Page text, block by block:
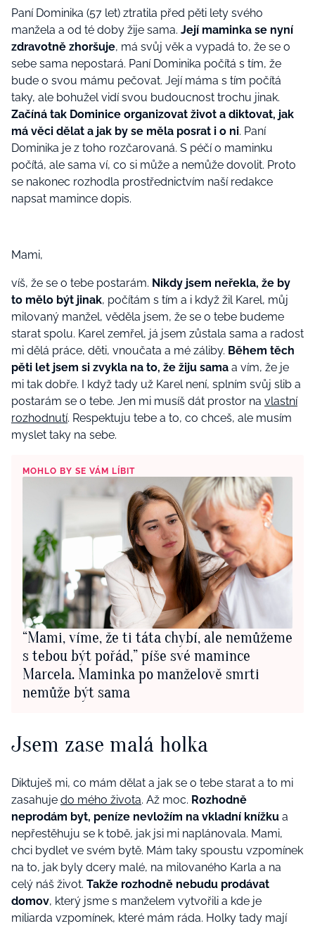
Paní Dominika (57 let) ztratila před pěti lety svého
manžela a od té doby žije sama. Její maminka se nyní
zdravotně zhoršuje, má svůj věk a vypadá to, že se o
sebe sama nepostará. Paní Dominika počítá s tím, že
bude o svou mámu pečovat. Její máma s tím počítá
taky, ale bohužel vidí svou budoucnost trochu jinak.
Začíná tak Dominice organizovat život a diktovat, jak
má věci dělat a jak by se měla posrat i o ni. Paní
Dominika je z toho rozčarovaná. S péčí o maminku
počítá, ale sama ví, co si může a nemůže dovolit. Proto
se nakonec rozhodla prostřednictvím naší redakce
napsat mamince dopis.
Mami,
víš, že se o tebe postarám. Nikdy jsem neřekla, že by
to mělo být jinak, počítám s tím a i když žil Karel, můj
milovaný manžel, věděla jsem, že se o tebe budeme
starat spolu. Karel zemřel, já jsem zůstala sama a radost
mi dělá práce, děti, vnoučata a mé záliby. Během těch
pěti let jsem si zvykla na to, že žiju sama a vím, že je
mi tak dobře. I když tady už Karel není, splním svůj slib a
postarám se o tebe. Jen mi musíš dát prostor na vlastní
rozhodnutí. Respektuju tebe a to, co chceš, ale musím
myslet taky na sebe.
MOHLO BY SE VÁM LÍBIT
“Mami, víme, že ti táta chybí, ale nemůžeme
s tebou být pořád,” píše své mamince
Marcela. Maminka po manželově smrti
nemůže být sama
Jsem zase malá holka
Diktuješ mi, co mám dělat a jak se o tebe starat a to mi
zasahuje do mého života. Až moc. Rozhodně
neprodám byt, peníze nevložím na vkladní knížku a
nepřestěhuju se k tobě, jak jsi mi naplánovala. Mami,
chci bydlet ve svém bytě. Mám taky spoustu vzpomínek
na to, jak byly dcery malé, na milovaného Karla a na
celý náš život. Takže rozhodně nebudu prodávat
domov, který jsme s manželem vytvořili a kde je
miliarda vzpomínek, které mám ráda. Holky tady mají